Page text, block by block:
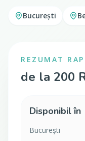
București
REZUMAT
de la 200
Disponibil în
București